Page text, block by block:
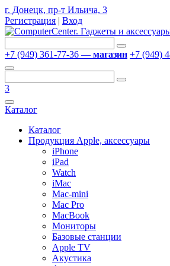
г. Донецк, пр-т Ильича, 3
Регистрация | Вход
+7 (949) 361-77-36 — магазин +7 (949)
3
Каталог
Каталог
Продукция Apple, аксессуары
iPhone
iPad
Watch
iMac
Mac-mini
Mac Pro
MacBook
Мониторы
Базовые станции
Apple TV
Акустика